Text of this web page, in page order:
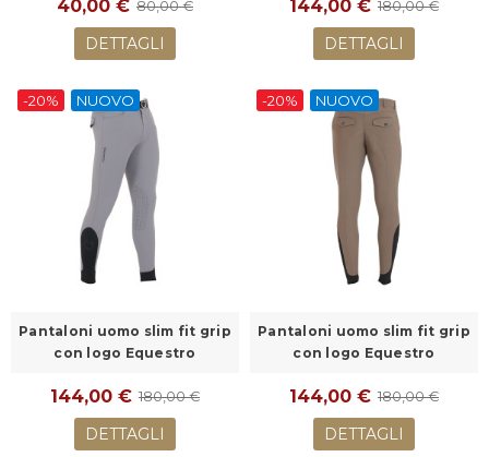
40,00 € 80,00 €
DETTAGLI
144,00 € 180,00 €
DETTAGLI
-20% NUOVO
Pantaloni uomo slim fit grip
con logo Equestro
144,00 € 180,00 €
DETTAGLI
-20% NUOVO
Pantaloni uomo slim fit grip
con logo Equestro
144,00 € 180,00 €
DETTAGLI